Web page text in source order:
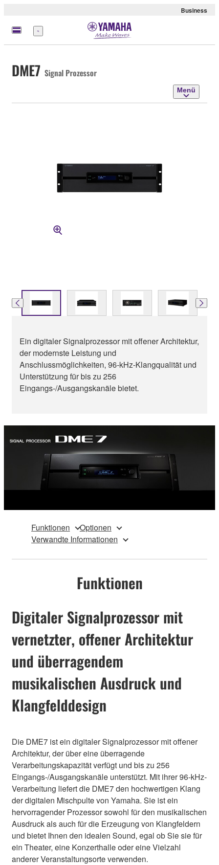
Business
Menü
DME7 Signal Prozessor
Menü
Ein digitaler Signalprozessor mit offener Architektur,
der modernste Leistung und
Anschlussmöglichkeiten, 96-kHz-Klangqualität und
Unterstützung für bis zu 256
Eingangs-/Ausgangskanäle bietet.
Funktionen
Optionen
Verwandte Informationen
Funktionen
Digitaler Signalprozessor mit
vernetzter, offener Architektur
und überragendem
musikalischen Ausdruck und
Klangfelddesign
Die DME7 ist ein digitaler Signalprozessor mit offener
Architektur, der über eine überragende
Verarbeitungskapazität verfügt und bis zu 256
Eingangs-/Ausgangskanäle unterstützt. Mit ihrer 96-kHz-
Verarbeitung liefert die DME7 den hochwertigen Klang
der digitalen Mischpulte von Yamaha. Sie ist ein
hervorragender Prozessor sowohl für den musikalischen
Ausdruck als auch für die Erzeugung von Klangfeldern
und bietet Ihnen den idealen Sound, egal ob Sie sie für
ein Theater, eine Konzerthalle oder eine Vielzahl
anderer Veranstaltungsorte verwenden.